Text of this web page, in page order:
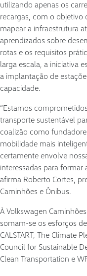
utilizando apenas os
recargas, com o objetivo
mapear a infraestrutura
aprendizados sobre
rotas e os requisitos
larga escala, a iniciativa
a implantação de
capacidade.
“Estamos
transporte sustentável
coalizão como
mobilidade mais
certamente envolve
interessadas para formar
afirma Roberto Cortes,
Caminhões e Ônibus.
À Volkswagen Caminhões
somam-se os esforços
CALSTART, The Climate
Council for Sustainable
Clean Transportation e